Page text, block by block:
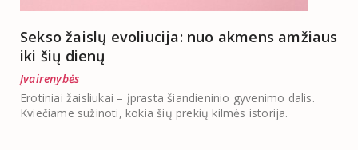
Sekso žaislų evoliucija: nuo akmens amžiaus
iki šių dienų
Įvairenybės
Erotiniai žaisliukai – įprasta šiandieninio gyvenimo dalis.
Kviečiame sužinoti, kokia šių prekių kilmės istorija.